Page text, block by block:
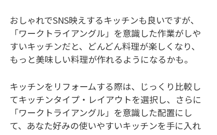
おしゃれでSNS映えするキッチンも良いですが、
「ワークトライアングル」を意識した作業がしや
すいキッチンだと、どんどん料理が楽しくなり、
もっと美味しい料理が作れるようになるかも。
キッチンをリフォームする際は、じっくり比較し
てキッチンタイプ・レイアウトを選択し、さらに
「ワークトライアングル」を意識した配置にし
て、あなた好みの使いやすいキッチンを手に入れ